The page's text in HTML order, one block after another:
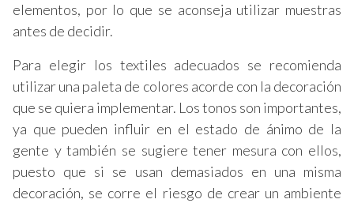
elementos, por lo que se aconseja utilizar muestras
antes de decidir.
Para elegir los textiles adecuados se recomienda
utilizar una paleta de colores acorde con la decoración
que se quiera implementar. Los tonos son importantes,
ya que pueden influir en el estado de ánimo de la
gente y también se sugiere tener mesura con ellos,
puesto que si se usan demasiados en una misma
decoración, se corre el riesgo de crear un ambiente